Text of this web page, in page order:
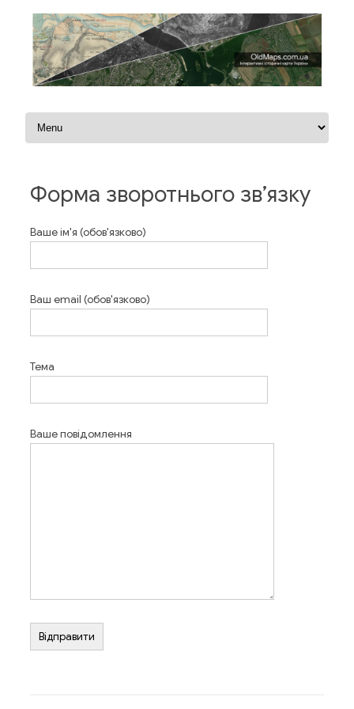
Перейти до контенту
Форма зворотнього зв’язку
Ваше ім'я (обов'язково)
Ваш email (обов'язково)
Тема
Ваше повідомлення